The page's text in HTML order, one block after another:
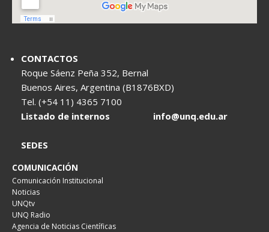
CONTACTOS
Roque Sáenz Peña 352, Bernal
Buenos Aires, Argentina (B1876BXD)
Tel. (+54 11) 4365 7100
Listado de internos
info@unq.edu.ar
SEDES
COMUNICACIÓN
Comunicación Institucional
Noticias
UNQtv
UNQ Radio
Agencia de Noticias Científicas